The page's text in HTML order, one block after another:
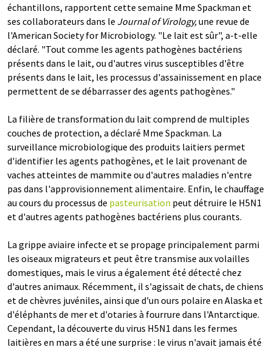
échantillons, rapportent cette semaine Mme Spackman et
ses collaborateurs dans le Journal of Virology,une revue de
l'American Society for Microbiology. "Le lait est sûr", a-t-elle
déclaré. "Tout comme les agents pathogènes bactériens
présents dans le lait, ou d'autres virus susceptibles d'être
présents dans le lait, les processus d'assainissement en place
permettent de se débarrasser des agents pathogènes."
La filière de transformation du lait comprend de multiples
couches de protection, a déclaré Mme Spackman. La
surveillance microbiologique des produits laitiers permet
d'identifier les agents pathogènes, et le lait provenant de
vaches atteintes de mammite ou d'autres maladies n'entre
pas dans l'approvisionnement alimentaire. Enfin, le chauffage
au cours du processus de pasteurisation peut détruire le H5N1
et d'autres agents pathogènes bactériens plus courants.
La grippe aviaire infecte et se propage principalement parmi
les oiseaux migrateurs et peut être transmise aux volailles
domestiques, mais le virus a également été détecté chez
d'autres animaux. Récemment, il s'agissait de chats, de chiens
et de chèvres juvéniles, ainsi que d'un ours polaire en Alaska et
d'éléphants de mer et d'otaries à fourrure dans l'Antarctique.
Cependant, la découverte du virus H5N1 dans les fermes
laitières en mars a été une surprise : le virus n'avait jamais été